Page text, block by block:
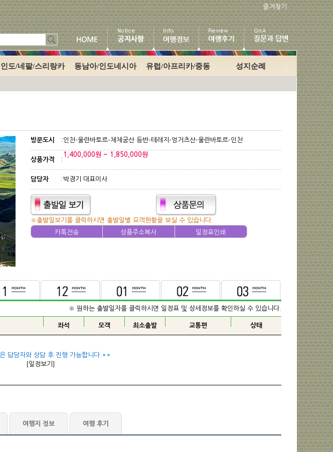
즐겨찾기
인도/네팔/스리랑카 동남아/인도네시아 유럽/아프리카/중동 성지순례
방문도시 : 인천-울란바토르-체체궁산 등반-테레지-엉거츠산-울란바토르-인천
상품가격 :
1,400,000원 ~ 1,850,000원
담당자 : 박경기 대표이사
※출발일보기를 클릭하시면 출발일별 모객현황을 보실 수 있습니다.
카톡전송
상품주소복사 일정표인쇄
※ 원하는 출발일자를 클릭하시면 일정표 및 상세정보를 확인하실 수 있습니다.
여행지 정보 여행 후기